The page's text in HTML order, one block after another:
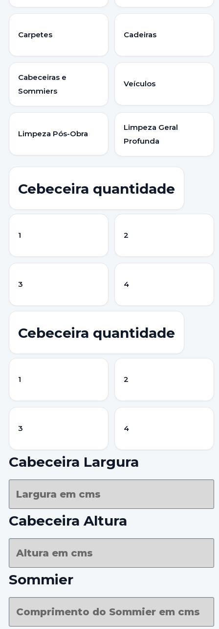
Carpetes Cadeiras
Cabeceiras e
Sommiers
Veículos
Limpeza Pós-Obra
Limpeza Geral
Profunda
Cebeceira quantidade
1 2
3 4
Cebeceira quantidade
1 2
3 4
Cabeceira Largura
Cabeceira Altura
Sommier